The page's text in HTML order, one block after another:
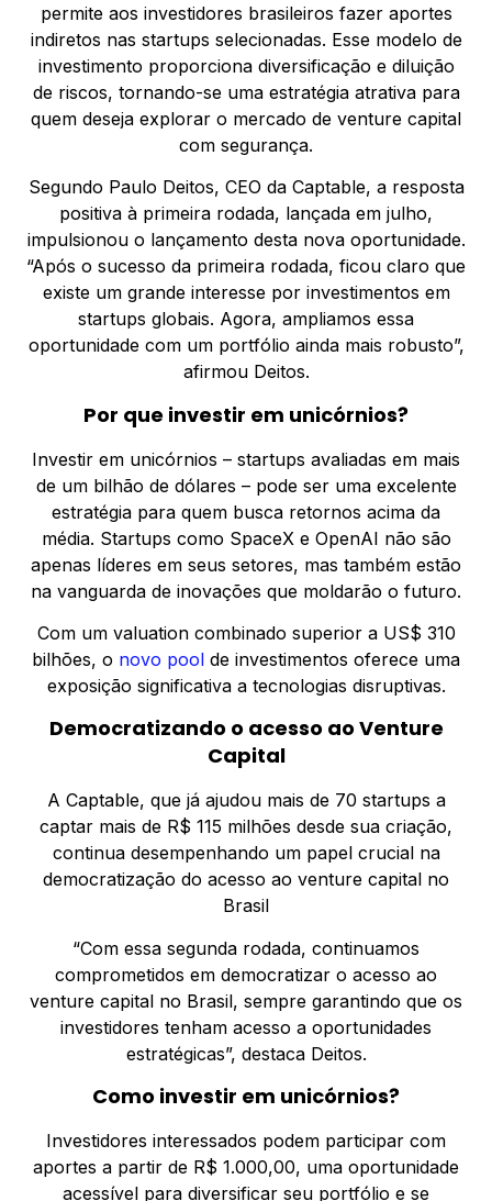
permite aos investidores brasileiros fazer aportes
indiretos nas startups selecionadas. Esse modelo de
investimento proporciona diversificação e diluição
de riscos, tornando-se uma estratégia atrativa para
quem deseja explorar o mercado de venture capital
com segurança.
Segundo Paulo Deitos, CEO da Captable, a resposta
positiva à primeira rodada, lançada em julho,
impulsionou o lançamento desta nova oportunidade.
“Após o sucesso da primeira rodada, ficou claro que
existe um grande interesse por investimentos em
startups globais. Agora, ampliamos essa
oportunidade com um portfólio ainda mais robusto”,
afirmou Deitos.
Por que investir em unicórnios?
Investir em unicórnios – startups avaliadas em mais
de um bilhão de dólares – pode ser uma excelente
estratégia para quem busca retornos acima da
média. Startups como SpaceX e OpenAI não são
apenas líderes em seus setores, mas também estão
na vanguarda de inovações que moldarão o futuro.
Com um valuation combinado superior a US$ 310
bilhões, o novo pool de investimentos oferece uma
exposição significativa a tecnologias disruptivas.
Democratizando o acesso ao Venture
Capital
A Captable, que já ajudou mais de 70 startups a
captar mais de R$ 115 milhões desde sua criação,
continua desempenhando um papel crucial na
democratização do acesso ao venture capital no
Brasil
“Com essa segunda rodada, continuamos
comprometidos em democratizar o acesso ao
venture capital no Brasil, sempre garantindo que os
investidores tenham acesso a oportunidades
estratégicas”, destaca Deitos.
Como investir em unicórnios?
Investidores interessados podem participar com
aportes a partir de R$ 1.000,00, uma oportunidade
acessível para diversificar seu portfólio e se